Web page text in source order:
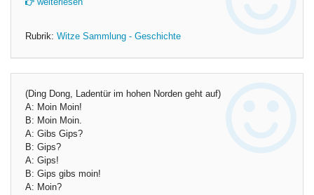
weiterlesen
Rubrik: Witze Sammlung - Geschichte
(Ding Dong, Ladentür im hohen Norden geht auf)
A: Moin Moin!
B: Moin Moin.
A: Gibs Gips?
B: Gips?
A: Gips!
B: Gips gibs moin!
A: Moin?